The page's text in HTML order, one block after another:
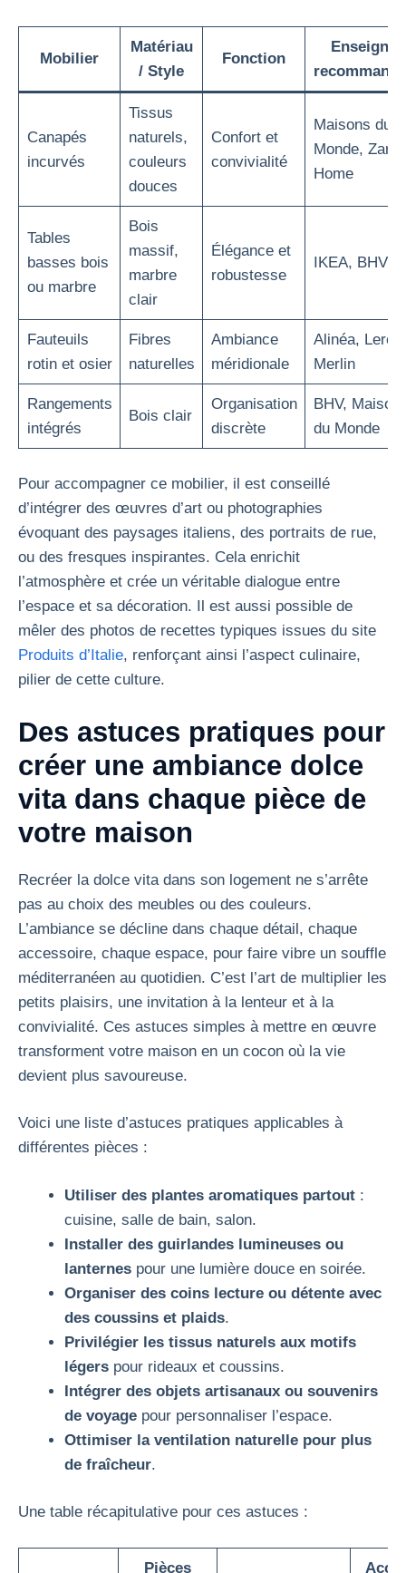
Mobilier
Matériau
/ Style
Fonction
Enseignes
Canapés
incurvés
Tissus
naturels,
couleurs
douces
Confort et
convivialité
Maisons du
Monde, Zara
Home
Tables
basses bois
ou marbre
Bois
massif,
marbre
clair
Élégance et
robustesse
IKEA, BHV
Fauteuils
rotin et osier
Fibres
naturelles
Ambiance
méridionale
Alinéa, Leroy
Merlin
Rangements
intégrés
Bois clair
Organisation
discrète
BHV,
du Monde
Pour accompagner ce mobilier, il est conseillé
d’intégrer des œuvres d’art ou photographies
évoquant des paysages italiens, des portraits de rue,
ou des fresques inspirantes. Cela enrichit
l’atmosphère et crée un véritable dialogue entre
l’espace et sa décoration. Il est aussi possible de
mêler des photos de recettes typiques issues du site
Produits d’Italie, renforçant ainsi l’aspect culinaire,
pilier de cette culture.
Des astuces pratiques pour
créer une ambiance dolce
vita dans chaque pièce de
votre maison
Recréer la dolce vita dans son logement ne s’arrête
pas au choix des meubles ou des couleurs.
L’ambiance se décline dans chaque détail, chaque
accessoire, chaque espace, pour faire vibre un souffle
méditerranéen au quotidien. C’est l’art de multiplier les
petits plaisirs, une invitation à la lenteur et à la
convivialité. Ces astuces simples à mettre en œuvre
transforment votre maison en un cocon où la vie
devient plus savoureuse.
Voici une liste d’astuces pratiques applicables à
différentes pièces :
Utiliser des plantes aromatiques partout :
cuisine, salle de bain, salon.
Installer des guirlandes lumineuses ou
lanternes pour une lumière douce en soirée.
Organiser des coins lecture ou détente avec
des coussins et plaids.
Privilégier les tissus naturels aux motifs
légers pour rideaux et coussins.
Intégrer des objets artisanaux ou souvenirs
de voyage pour personnaliser l’espace.
Ottimiser la ventilation naturelle pour plus
de fraîcheur.
Une table récapitulative pour ces astuces :
Pièces